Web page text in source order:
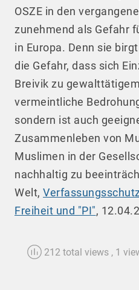
OSZE in den
zunehmend als Gefahr
in Europa. Denn sie
die Gefahr, dass sich
Breivik zu
vermeintliche
sondern ist auch
Zusammenleben von
Muslimen in der
nachhaltig zu
Welt,
Freiheit und "PI",
212 total views , 1